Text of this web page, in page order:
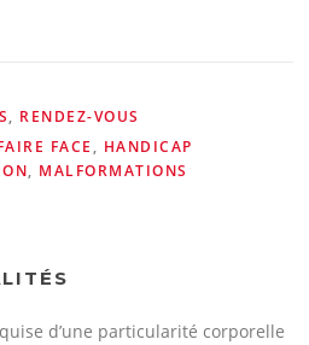
, RENDEZ-VOUS
FACE , HANDICAP
, MALFORMATIONS
d’une particularité corporelle